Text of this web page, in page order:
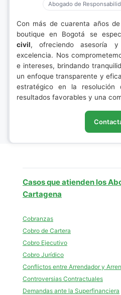
Abogado de
Con más de cuarenta años
boutique en Bogotá se
civil, ofreciendo asesoría y
excelencia. Nos
e intereses, brindando
un enfoque transparente y
estratégico en la resolución
resultados favorables y una
Casos que atienden los
Cartagena
Cobranzas
Cobro de Cartera
Cobro Ejecutivo
Cobro Jurídico
Conflictos entre Arrendador y
Controversias Contractuales
Demandas ante la Superfinanciera